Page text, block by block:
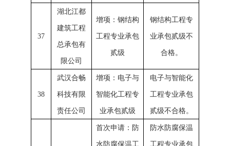
37
湖北江都
建筑工程
总承包有
限公司
增项：钢结构
工程专业承包
贰级
钢结构工程专
业承包贰级不
合格。
38
武汉合畅
科技有限
责任公司
增项：电子与
智能化工程专
业承包贰级
电子与智能化
工程专业承包
贰级不合格。
首次申请：防
水防腐保温工
防水防腐保温
工程专业承包